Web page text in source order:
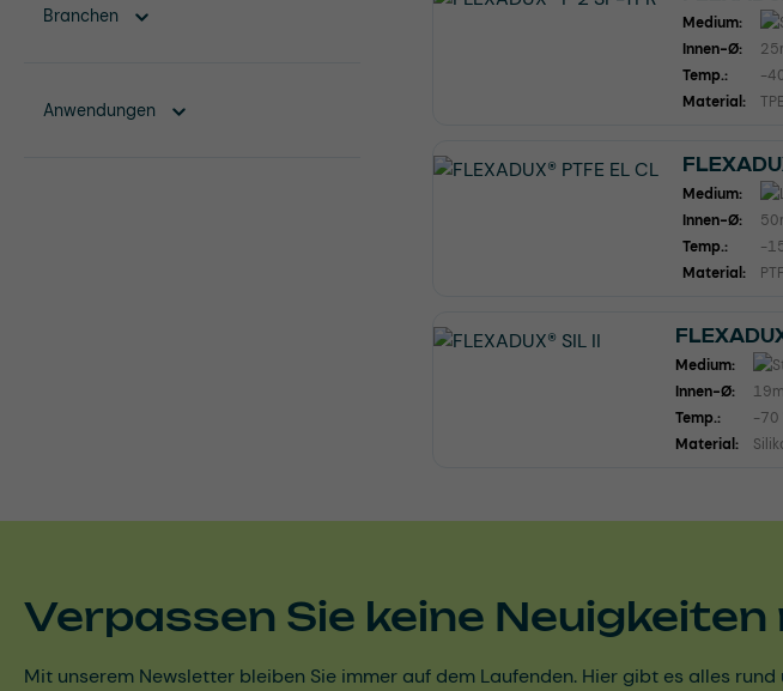
Branchen
Anwendungen
Medium:
Innen-Ø:
Temp.:
-
Material:
Medium:
Innen-Ø:
Temp.:
-
Material:
Medium:
Innen-Ø:
Temp.:
-70
Material:
Verpassen Sie keine Neuigkeiten
Mit unserem Newsletter bleiben Sie immer auf dem Laufenden. Hier gibt es alles